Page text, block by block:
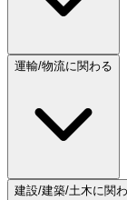
運輸/物流に関わる
建設/建築/土木に関